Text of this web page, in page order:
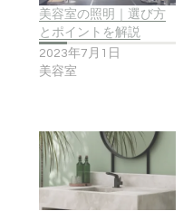
美容室の照明｜選び方
とポイントを解説
2023年7月1日
美容室